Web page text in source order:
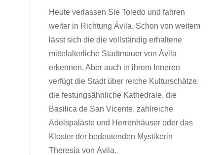
Heute verlassen Sie Toledo und fahren
weiter in Richtung Ávila. Schon von weitem
lässt sich die die vollständig erhaltene
mittelalterliche Stadtmauer von Ávila
erkennen. Aber auch in ihrem Inneren
verfügt die Stadt über reiche Kulturschätze:
die festungsähnliche Kathedrale, die
Basilica de San Vicente, zahlreiche
Adelspaläste und Herrenhäuser oder das
Kloster der bedeutenden Mystikerin
Theresia von Ávila.